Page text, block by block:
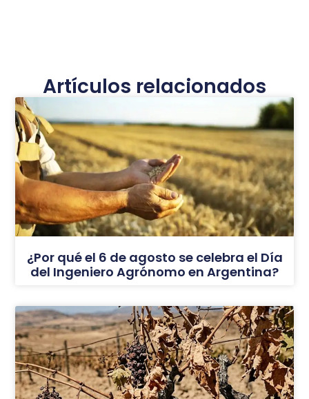
Artículos relacionados
¿Por qué el 6 de agosto se celebra el Día
del Ingeniero Agrónomo en Argentina?